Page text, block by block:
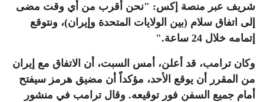
شريف عبر منصة إكس: "نحن أقرب من أي وقت مضى
إلى اتفاق سلام (بين الولايات المتحدة وإيران)، ونتوقع
إتمامه خلال 24 ساعة
".
وكان ترامب، قد أعلن، أمس السبت، أن الاتفاق مع إيران
من المقرر أن يوقع الأحد، مؤكداً أن مضيق هرمز سيفتح
أمام جميع السفن فور توقيعه. وقال ترامب في منشور